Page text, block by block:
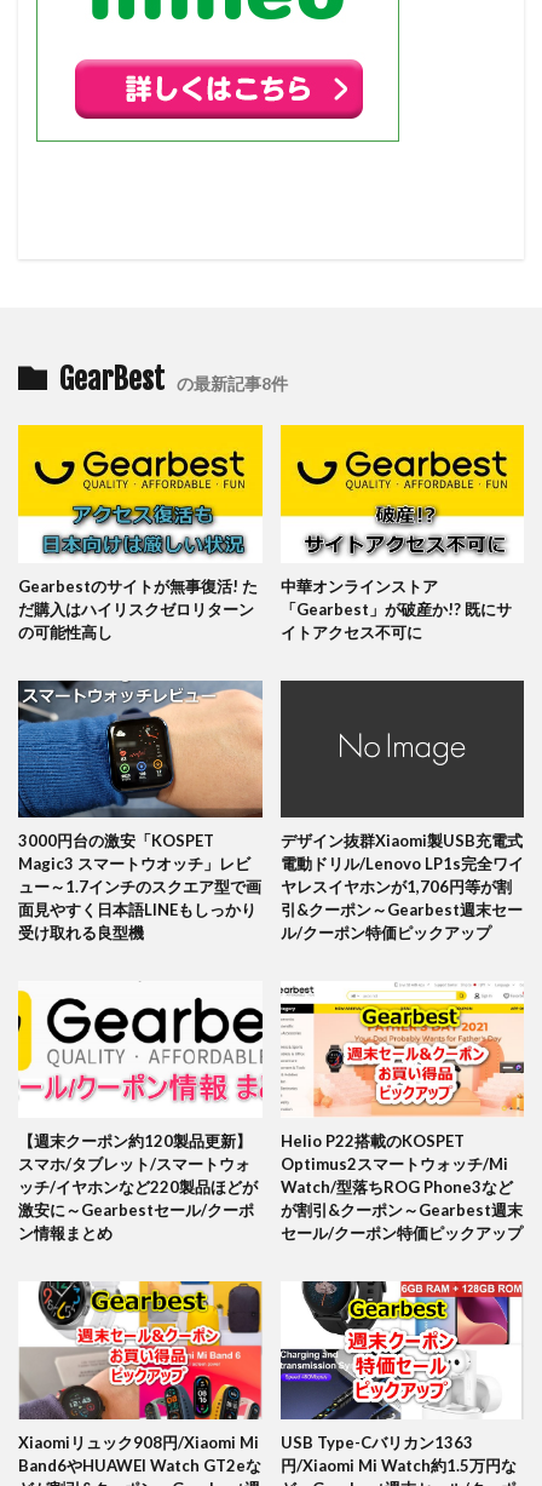
GearBest の最新記事8件
Gearbestのサイトが無事復活! た
だ購入はハイリスクゼロリターン
の可能性高し
中華オンラインストア
「Gearbest」が破産か!? 既にサ
イトアクセス不可に
3000円台の激安「KOSPET
Magic3 スマートウオッチ」レビ
ュー～1.7インチのスクエア型で画
面見やすく日本語LINEもしっかり
受け取れる良型機
デザイン抜群Xiaomi製USB充電式
電動ドリル/Lenovo LP1s完全ワイ
ヤレスイヤホンが1,706円等が割
引&クーポン～Gearbest週末セー
ル/クーポン特価ピックアップ
【週末クーポン約120製品更新】
スマホ/タブレット/スマートウォ
ッチ/イヤホンなど220製品ほどが
激安に～Gearbestセール/クーポ
ン情報まとめ
Helio P22搭載のKOSPET
Optimus2スマートウォッチ/Mi
Watch/型落ちROG Phone3など
が割引&クーポン～Gearbest週末
セール/クーポン特価ピックアップ
Xiaomiリュック908円/Xiaomi Mi
Band6やHUAWEI Watch GT2eな
USB Type-Cバリカン1363
円/Xiaomi Mi Watch約1.5万円な